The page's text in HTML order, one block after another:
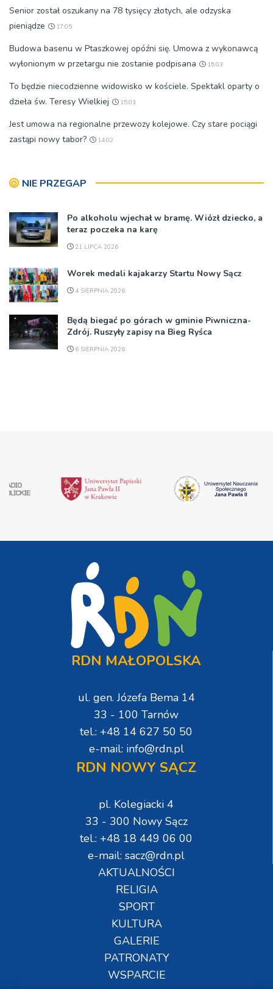
Senior został oszukany na 78 tysięcy złotych, ale odzyska
pieniądze
17:05
Budowa basenu w Ptaszkowej opóźni się. Umowa z wykonawcą
wyłonionym w przetargu nie zostanie podpisana
15:03
To będzie niecodzienne widowisko w kościele. Spektakl oparty o
dzieła św. Teresy Wielkiej
15:03
Jest umowa na regionalne przewozy kolejowe. Czy stare pociągi
zastąpi nowy tabor?
14:02
NIE PRZEGAP
Po alkoholu wjechał w bramę. Wiózł dziecko, a
teraz poczeka na karę
21 LIPCA 2026
Worek medali kajakarzy Startu Nowy Sącz
4 SIERPNIA 2026
Będą biegać po górach w gminie Piwniczna-
Zdrój. Ruszyły zapisy na Bieg Ryśca
6 SIERPNIA 2026
RDN MAŁOPOLSKA
ul. gen. Józefa Bema 14
33 - 100 Tarnów
tel.: +48 14 627 50 50
e-mail: info@rdn.pl
RDN NOWY SĄCZ
pl. Kolegiacki 4
33 - 300 Nowy Sącz
tel.: +48 18 449 06 00
e-mail: sacz@rdn.pl
AKTUALNOŚCI
RELIGIA
SPORT
KULTURA
GALERIE
PATRONATY
WSPARCIE